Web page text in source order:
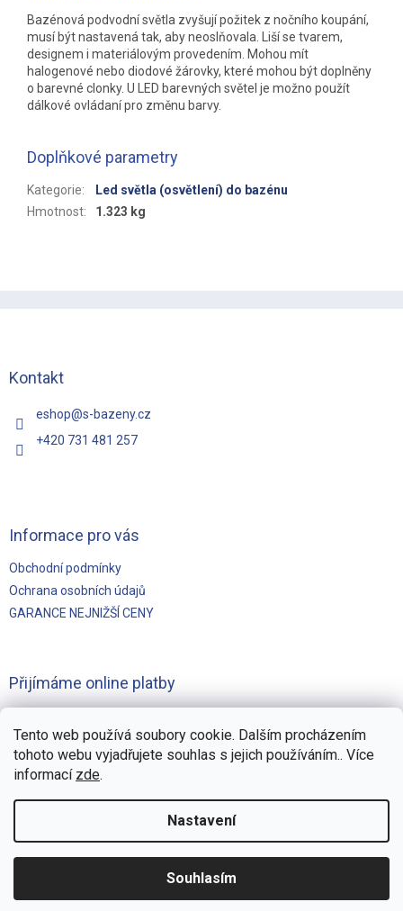
Tento web používá soubory cookie. Dalším procházením
tohoto webu vyjadřujete souhlas s jejich používáním.. Více
informací zde.
Nastavení
Souhlasím
Bazénová podvodní světla zvyšují požitek z nočního koupání,
musí být nastavená tak, aby neoslňovala. Liší se tvarem,
designem i materiálovým provedením. Mohou mít
halogenové nebo diodové žárovky, které mohou být doplněny
o barevné clonky. U LED barevných světel je možno použít
dálkové ovládaní pro změnu barvy.
Doplňkové parametry
Kategorie:
Led světla (osvětlení) do bazénu
Hmotnost: 1.323 kg
Kontakt
eshop@s-bazeny.cz
+420 731 481 257
Informace pro vás
Obchodní podmínky
Ochrana osobních údajů
GARANCE NEJNIŽŠÍ CENY
Přijímáme online platby
vyhrazena.